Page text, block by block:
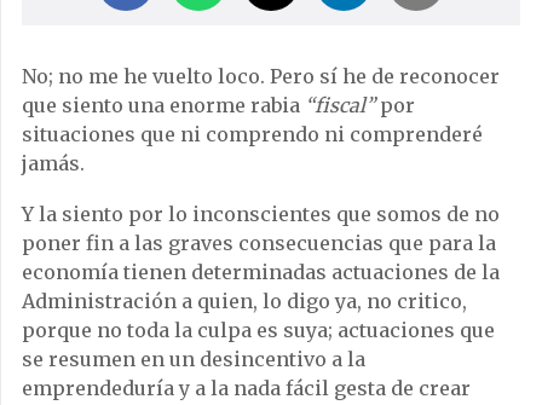
No; no me he vuelto loco. Pero sí he de reconocer
que siento una enorme rabia “fiscal”por
situaciones que ni comprendo ni comprenderé
jamás.
Y la siento por lo inconscientes que somos de no
poner fin a las graves consecuencias que para la
economía tienen determinadas actuaciones de la
Administración a quien, lo digo ya, no critico,
porque no toda la culpa es suya; actuaciones que
se resumen en un desincentivo a la
emprendeduría y a la nada fácil gesta de crear